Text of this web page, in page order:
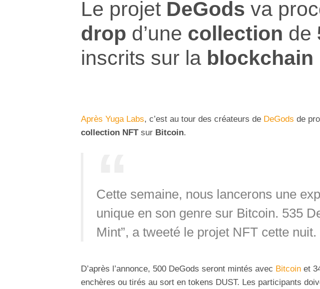
Le projet DeGods va
drop d’une collection de
inscrits sur la blockchain
Après Yuga Labs, c’est au tour des créateurs de DeGods de
collection NFT sur Bitcoin.
Cette semaine, nous lancerons une
unique en son genre sur Bitcoin. 535
Mint”, a tweeté le projet NFT cette nuit.
D’après l’annonce, 500 DeGods seront mintés avec Bitcoin et
enchères ou tirés au sort en tokens DUST. Les participants